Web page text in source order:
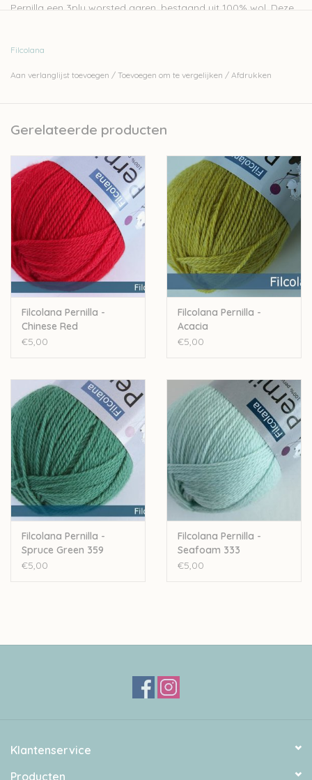
Pernilla een 3ply worsted garen, bestaand uit 100% wol. Deze
Sport weight
Stekenverhouding: 22-24st per 10cm
Handwas
Let op: de kleur op beeld kan afwijken van de werkelijke kleur.
Filcolana
Aan verlanglijst toevoegen / Toevoegen om te vergelijken / Afdrukken
Gerelateerde producten
Filcolana Pernilla -
Chinese Red
€5,00
Filcolana Pernilla -
Acacia
€5,00
Filcolana Pernilla -
Spruce Green 359
€5,00
Filcolana Pernilla -
Seafoam 333
€5,00
Klantenservice
Producten